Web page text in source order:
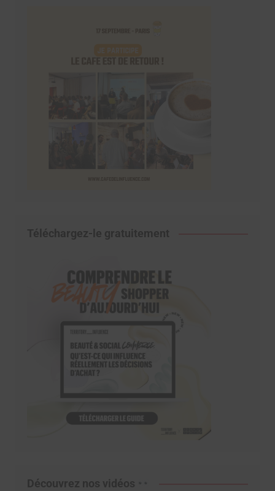
Téléchargez-le gratuitement
Découvrez nos vidéos